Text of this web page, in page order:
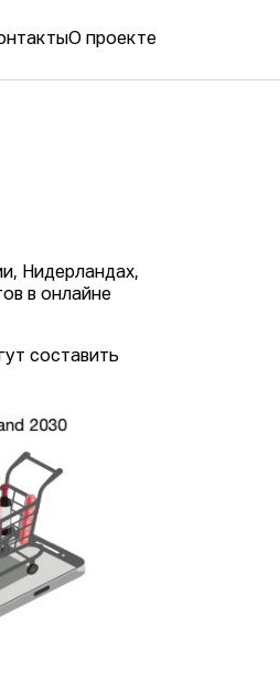
О проекте
Нидерландах,
в онлайне
составить